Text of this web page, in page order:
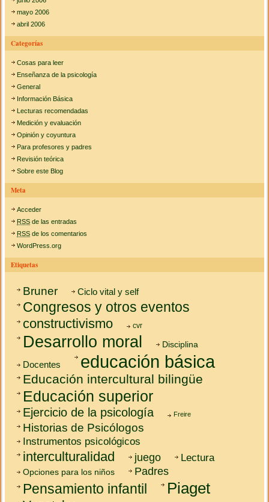
mayo 2006
abril 2006
Categorías
Cosas para leer
Enseñanza de la psicología
General
Información Básica
Lecturas recomendadas
Medición y evaluación
Opinión y coyuntura
Para profesores y padres
Revisión teórica
Sobre este Blog
Meta
Acceder
RSS de las entradas
RSS de los comentarios
WordPress.org
Etiquetas
Bruner Ciclo vital y self
Congresos y otros eventos
constructivismo cvr
Desarrollo moral Disciplina
Docentes educación básica
Educación intercultural bilingüe
Educación superior
Ejercicio de la psicología Freire
Historias de Psicólogos
Instrumentos psicológicos
interculturalidad juego Lectura
Opciones para los niños Padres
Pensamiento infantil Piaget